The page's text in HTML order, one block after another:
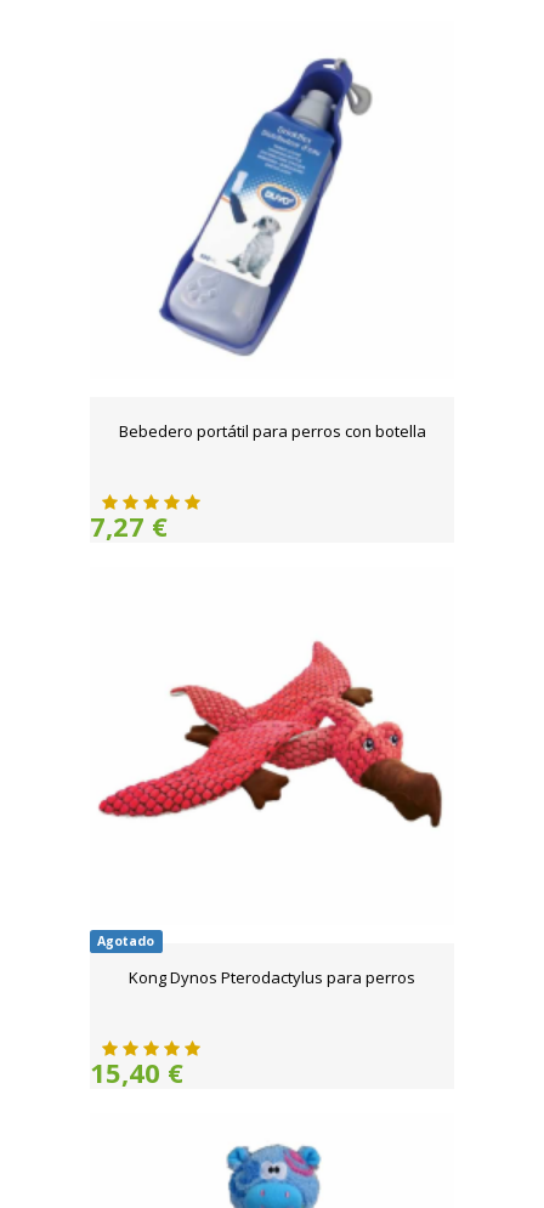
Bebedero portátil para perros con botella
7,27 €
Agotado
Kong Dynos Pterodactylus para perros
15,40 €